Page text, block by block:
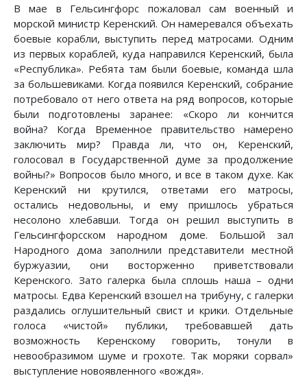
В мае в Гельсингфорс пожаловал сам военный и
морской министр Керенский. Он намеревался объехать
боевые корабли, выступить перед матросами. Одним
из первых кораблей, куда направился Керенский, была
«Республика». Ребята там были боевые, команда шла
за большевиками. Когда появился Керенский, собрание
потребовало от него ответа на ряд вопросов, которые
были подготовлены заранее: «Скоро ли кончится
война? Когда Временное правительство намерено
заключить мир? Правда ли, что он, Керенский,
голосовал в Государственной думе за продолжение
войны?» Вопросов было много, и все в таком духе. Как
Керенский ни крутился, ответами его матросы,
остались недовольны, и ему пришлось убраться
несолоно хлебавши. Тогда он решил выступить в
Гельсингфорсском народном доме. Большой зал
Народного дома заполнили представители местной
буржуазии, они восторженно приветствовали
Керенского. Зато галерка была сплошь наша – одни
матросы. Едва Керенский взошел на трибуну, с галерки
раздались оглушительный свист и крики. Отдельные
голоса «чистой» публики, требовавшей дать
возможность Керенскому говорить, тонули в
невообразимом шуме и грохоте. Так моряки сорвал»
выступление новоявленного «вождя».